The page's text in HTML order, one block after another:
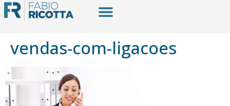
vendas-com-ligacoes